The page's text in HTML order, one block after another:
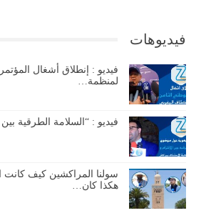
فيديوهات
فيديو : إنطلاق أشغال
لمنظمة…
فيديو : “السلامة الطرقية
سولنا المراكشين كيف كانت
هكذا كان…